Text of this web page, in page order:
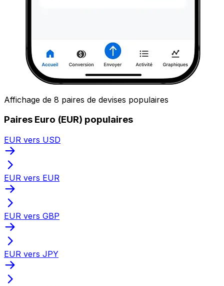
Affichage de 8 paires de devises populaires
Paires Euro (EUR) populaires
EUR vers USD
EUR vers EUR
EUR vers GBP
EUR vers JPY